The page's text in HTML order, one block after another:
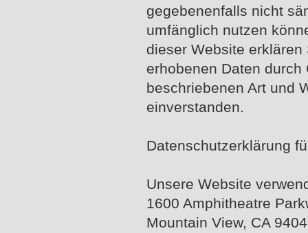
gegebenenfalls nicht
umfänglich nutzen
dieser Website
erhobenen Daten
beschriebenen Art und
einverstanden.
Datenschutzerklärung
Unsere Website
1600 Amphitheatre
Mountain View, CA